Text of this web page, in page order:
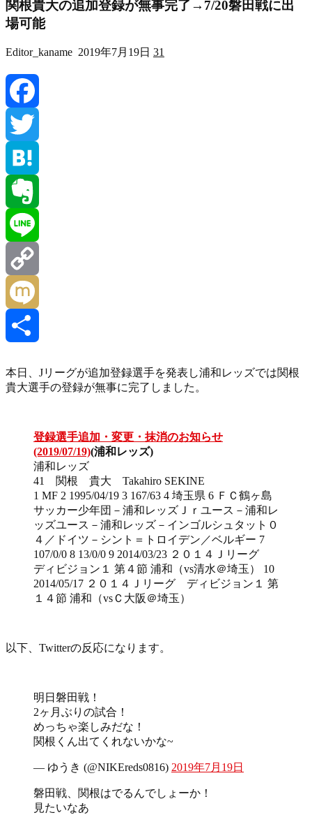
関根貴大の追加登録が無事完了→7/20磐田戦に出
場可能
Editor_kaname 2019年7月19日 31
Facebook
Twitter
Hatena
Evernote
Line
Copy
Link
Mixi
有
本日、Jリーグが追加登録選手を発表し浦和レッズでは関根
貴大選手の登録が無事に完了しました。
登録選手追加・変更・抹消のお知らせ
(2019/07/19)(浦和レッズ)
浦和レッズ
41 関根 貴大 Takahiro SEKINE
1 MF 2 1995/04/19 3 167/63 4 埼玉県 6 ＦＣ鶴ヶ島
サッカー少年団－浦和レッズＪｒユース－浦和レ
ッズユース－浦和レッズ－インゴルシュタット０
４／ドイツ－シント＝トロイデン／ベルギー 7
107/0/0 8 13/0/0 9 2014/03/23 ２０１４Ｊリーグ
ディビジョン１ 第４節 浦和（vs清水＠埼玉） 10
2014/05/17 ２０１４Ｊリーグ ディビジョン１ 第
１４節 浦和（vsＣ大阪＠埼玉）
以下、Twitterの反応になります。
明日磐田戦！
2ヶ月ぶりの試合！
めっちゃ楽しみだな！
関根くん出てくれないかな~
— ゆうき (@NIKEreds0816) 2019年7月19日
磐田戦、関根はでるんでしょーか！
見たいなあ